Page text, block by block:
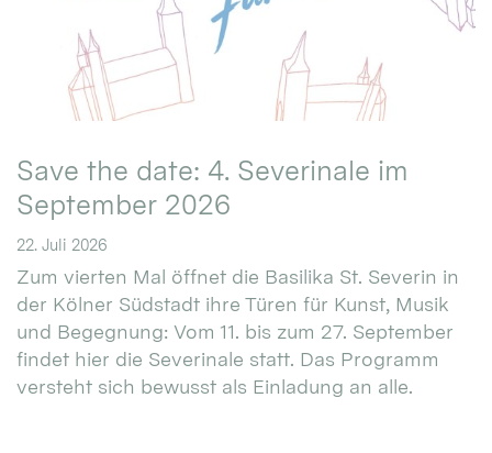
Save the date: 4. Severinale im
September 2026
22. Juli 2026
Zum vierten Mal öffnet die Basilika St. Severin in
der Kölner Südstadt ihre Türen für Kunst, Musik
und Begegnung: Vom 11. bis zum 27. September
findet hier die Severinale statt. Das Programm
versteht sich bewusst als Einladung an alle.